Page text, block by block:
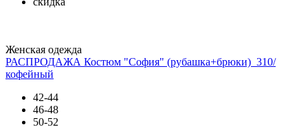
Женская одежда
РАСПРОДАЖА Костюм "София" (рубашка+брюки)_310/
кофейный
42-44
46-48
50-52